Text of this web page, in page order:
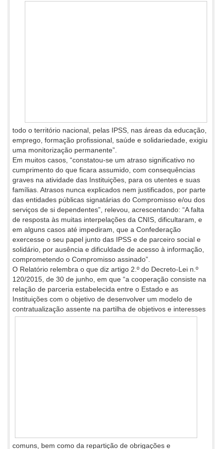
todo o território nacional, pelas IPSS, nas áreas da educação,
emprego, formação profissional, saúde e solidariedade, exigiu
uma monitorização permanente”.
Em muitos casos, “constatou-se um atraso significativo no
cumprimento do que ficara assumido, com consequências
graves na atividade das Instituições, para os utentes e suas
famílias. Atrasos nunca explicados nem justificados, por parte
das entidades públicas signatárias do Compromisso e/ou dos
serviços de si dependentes”, relevou, acrescentando: “A falta
de resposta às muitas interpelações da CNIS, dificultaram, e
em alguns casos até impediram, que a Confederação
exercesse o seu papel junto das IPSS e de parceiro social e
solidário, por ausência e dificuldade de acesso à informação,
comprometendo o Compromisso assinado”.
O Relatório relembra o que diz artigo 2.º do Decreto-Lei n.º
120/2015, de 30 de junho, em que “a cooperação consiste na
relação de parceria estabelecida entre o Estado e as
Instituições com o objetivo de desenvolver um modelo de
contratualização assente na partilha de objetivos e interesses
comuns, bem como da repartição de obrigações e